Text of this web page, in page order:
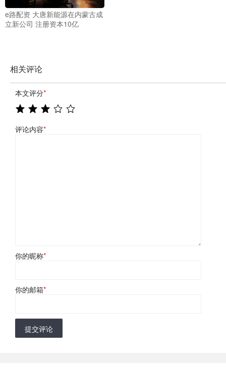
e路配资 大唐新能源在内蒙古成
立新公司 注册资本10亿
相关评论
本文评分*
评论内容*
你的昵称*
你的邮箱*
提交评论